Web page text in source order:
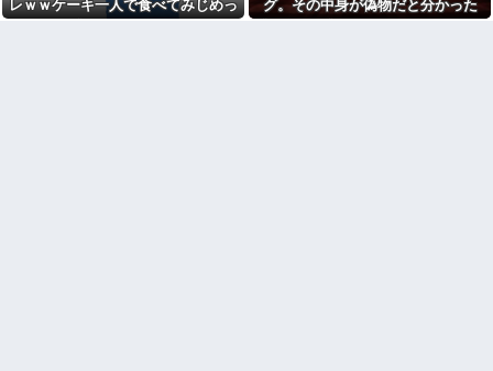
【画像】俺たちの姫、佳子さ
まのお気に入りのドレスがこち
嫁「最近さ、家事に気持ちが
レｗｗケーキ一人で食べてみじめっ
グ。その中身が偽物だと分かった